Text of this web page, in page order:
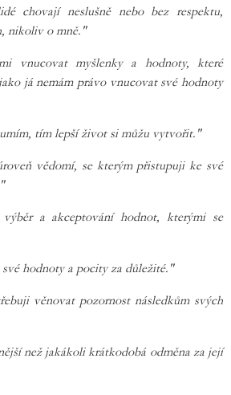
chovají neslušně nebo bez respektu,
nikoliv o mně."
vnucovat myšlenky a hodnoty, které
já nemám právo vnucovat své hodnoty
tím lepší život si můžu vytvořit."
vědomí, se kterým přistupuji ke své
výběr a akceptování hodnot, kterými se
hodnoty a pocity za důležité."
věnovat pozornost následkům svých
než jakákoli krátkodobá odměna za její